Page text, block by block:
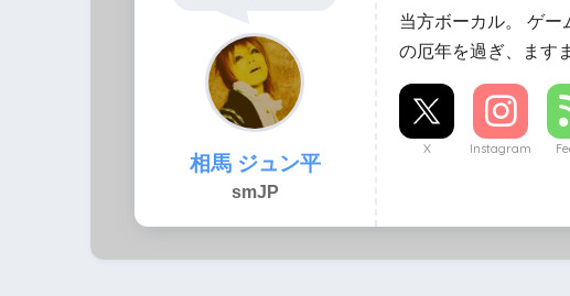
相馬 ジュン平
smJP
当方ボーカル。 ゲー
の厄年を過ぎ、ます
X Instagram